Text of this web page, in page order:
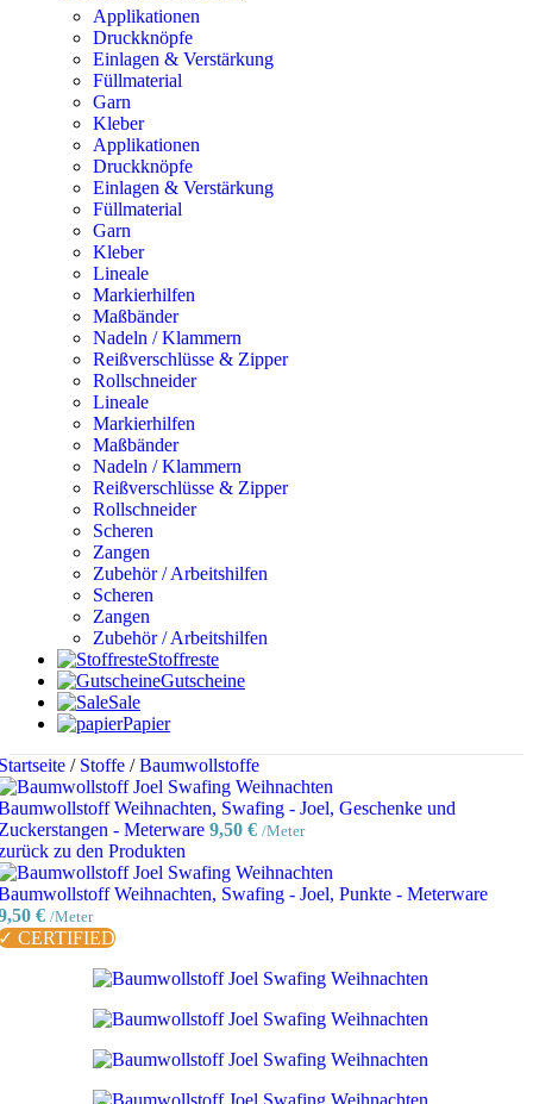
Applikationen
Druckknöpfe
Einlagen & Verstärkung
Füllmaterial
Garn
Kleber
Applikationen
Druckknöpfe
Einlagen & Verstärkung
Füllmaterial
Garn
Kleber
Lineale
Markierhilfen
Maßbänder
Nadeln / Klammern
Reißverschlüsse & Zipper
Rollschneider
Lineale
Markierhilfen
Maßbänder
Nadeln / Klammern
Reißverschlüsse & Zipper
Rollschneider
Scheren
Zangen
Zubehör / Arbeitshilfen
Scheren
Zangen
Zubehör / Arbeitshilfen
Stoffreste
Gutscheine
Sale
Papier
/ Stoffe / Baumwollstoffe
Weihnachten, Swafing - Joel, Geschenke und
- Meterware 9,50 € /Meter
zu den Produkten
Weihnachten, Swafing - Joel, Punkte - Meterware
€ /Meter
CERTIFIED